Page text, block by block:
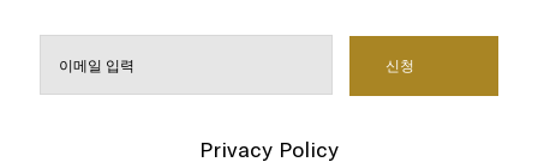
Privacy Policy